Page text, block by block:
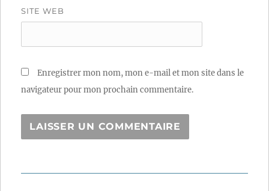
SITE WEB
Enregistrer mon nom, mon e-mail et mon site dans le
navigateur pour mon prochain commentaire.